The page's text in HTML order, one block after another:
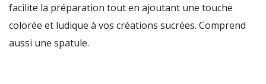
facilite la préparation tout en ajoutant une touche
colorée et ludique à vos créations sucrées. Comprend
aussi une spatule.